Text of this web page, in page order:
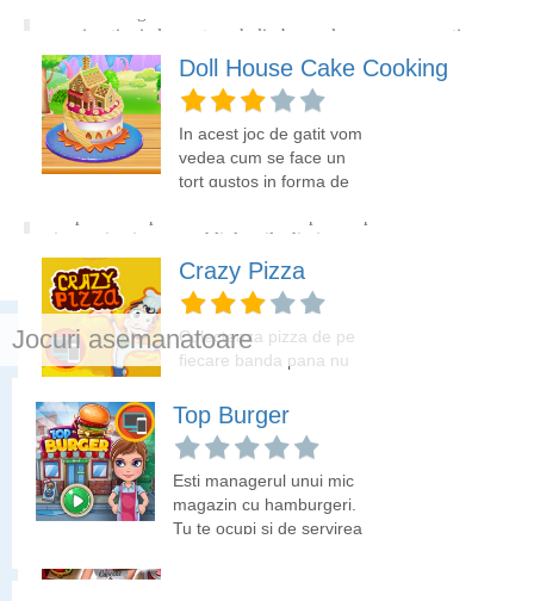
Doll House Cake Cooking
In acest joc de gatit vom
vedea cum se face un
tort gustos in forma de
Crazy Pizza
Colecteaza pizza de pe
fiecare banda pana nu
colectezi trebuie sa ai 3
pizza de acelasi fel una
langa alta pe aceasi
banda.
Cooking Fast 4 Steak
Gateste repede pentru
sa ai notiuni elementare de limba engleza ca sa cunosti ce
scrie in dreptul fiecarui ingredient daca nu il recunosti dupa
aspect. Tine apasat pe butonul din stanga pentru a muta
produsele in cos. Pentru a manui ustensilele si ingredinetele
din bucatarie tine apasat pe butonul din stanga mouse. Este
posibil ca jocul sa se incarce de pe alt site si sa contina link-
uri iar anumite actiuni (dati click pe un link) sa va
directioneze pe alt site decat clopotel.ro. Nu ne asumam
intampinati accesand link-urile din joc.
Jocuri asemanatoare
Top Burger
Esti managerul unui mic
magazin cu hamburgeri.
Tu te ocupi si de servirea